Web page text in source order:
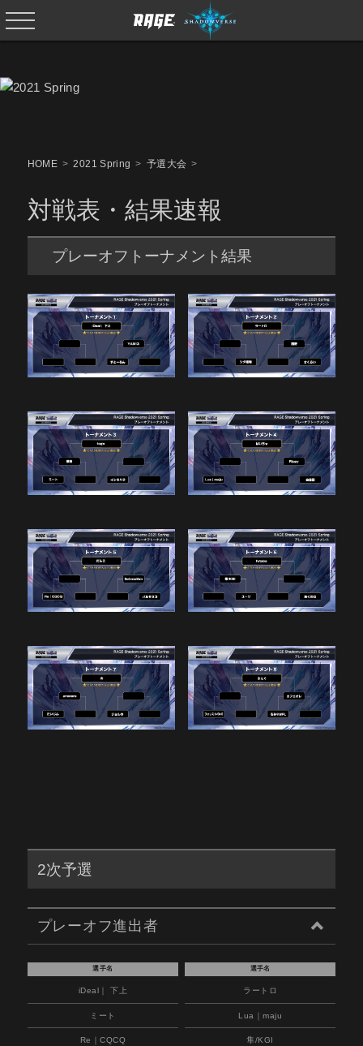
HOME 2021 Spring 予選大会
対戦表・結果速報
プレーオフトーナメント結果
2次予選
プレーオフ進出者
選手名 選手名
iDeal｜ 下上 ラートロ
ミート Lua｜maju
Re｜CQCQ 隼/KGI